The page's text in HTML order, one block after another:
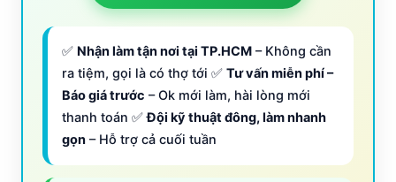
✅ Nhận làm tận nơi tại TP.HCM – Không cần
ra tiệm, gọi là có thợ tới ✅ Tư vấn miễn phí –
Báo giá trước – Ok mới làm, hài lòng mới
thanh toán ✅Đội kỹ thuật đông, làm nhanh
gọn – Hỗ trợ cả cuối tuần